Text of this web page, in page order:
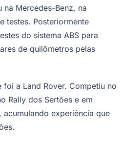
na Mercedes-Benz, na
testes. Posteriormente
do sistema ABS para
de quilômetros pelas
foi a Land Rover. Competiu no
Rally dos Sertões e em
experiência que